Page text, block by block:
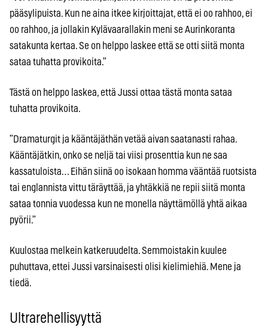
pääsylipuista. Kun ne aina itkee kirjoittajat, että ei oo rahhoo, ei
oo rahhoo, ja jollakin Kylävaarallakin meni se Aurinkoranta
satakunta kertaa. Se on helppo laskee että se otti siitä monta
sataa tuhatta provikoita.”
Tästä on helppo laskea, että Jussi ottaa tästä monta sataa
tuhatta provikoita.
”Dramaturgit ja kääntäjäthän vetää aivan saatanasti rahaa.
Kääntäjätkin, onko se neljä tai viisi prosenttia kun ne saa
kassatuloista… Eihän siinä oo isokaan homma vääntää ruotsista
tai englannista vittu täräyttää, ja yhtäkkiä ne repii siitä monta
sataa tonnia vuodessa kun ne monella näyttämöllä yhtä aikaa
pyörii.”
Kuulostaa melkein katkeruudelta. Semmoistakin kuulee
puhuttava, ettei Jussi varsinaisesti olisi kielimiehiä. Mene ja
tiedä.
Ultrarehellisyyttä